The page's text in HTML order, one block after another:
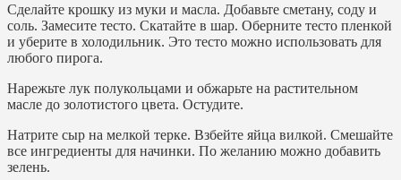
Сделайте крошку из муки и масла. Добавьте сметану, соду и
соль. Замесите тесто. Скатайте в шар. Оберните тесто пленкой
и уберите в холодильник. Это тесто можно использовать для
любого пирога.
Нарежьте лук полукольцами и обжарьте на растительном
масле до золотистого цвета. Остудите.
Натрите сыр на мелкой терке. Взбейте яйца вилкой. Смешайте
все ингредиенты для начинки. По желанию можно добавить
зелень.